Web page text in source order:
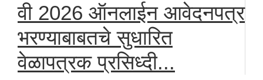
वी 2026 ऑनलाईन आवेदनपत्र
भरण्याबाबतचे सुधारित
वेळापत्रक प्रसिध्दी...